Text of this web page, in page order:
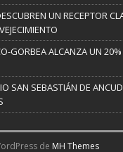
UN RECEPTOR
GORBEA ALCANZA UN
SAN SEBASTIÁN DE
de MH Themes